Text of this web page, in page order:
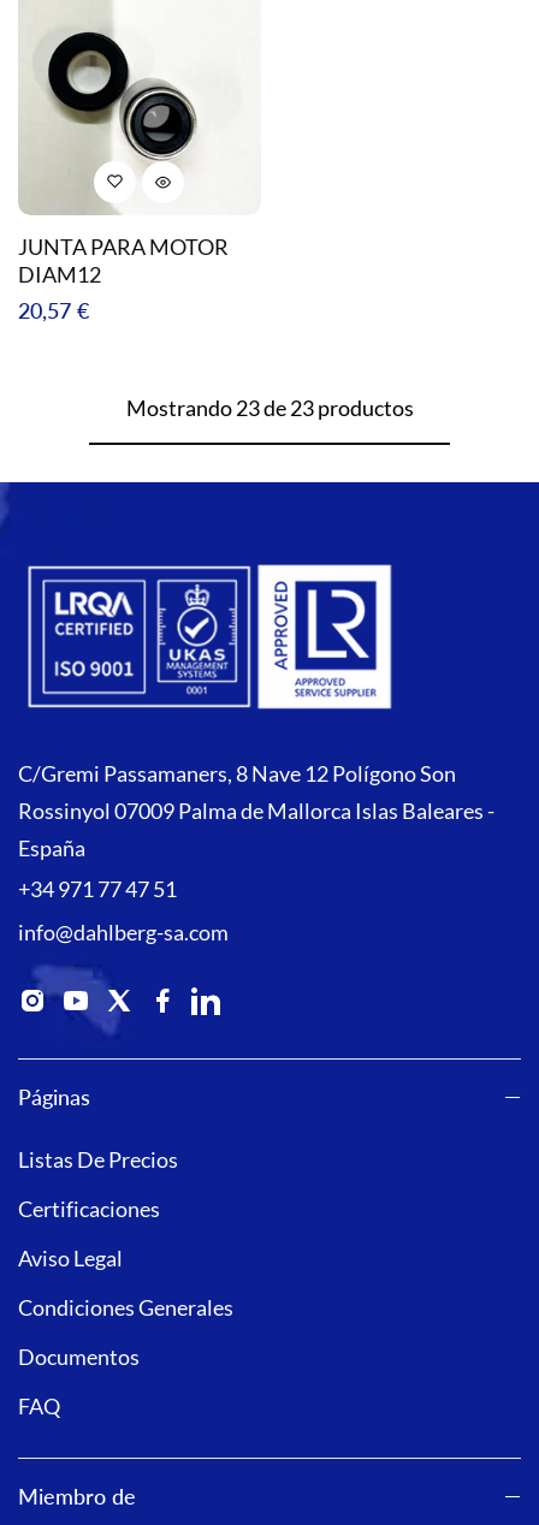
JUNTA PARA MOTOR
DIAM12
Precio
20,57 €
Mostrando 23 de 23 productos
C/Gremi Passamaners, 8 Nave 12 Polígono Son
Rossinyol 07009 Palma de Mallorca Islas Baleares -
España
+34 971 77 47 51
info@dahlberg-sa.com
Páginas
Listas De Precios
Certificaciones
Aviso Legal
Condiciones Generales
Documentos
FAQ
Miembro de